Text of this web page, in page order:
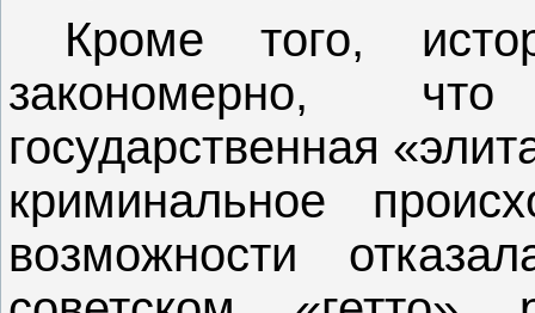
Кроме того,
закономерно,
государственная
криминальное
возможности